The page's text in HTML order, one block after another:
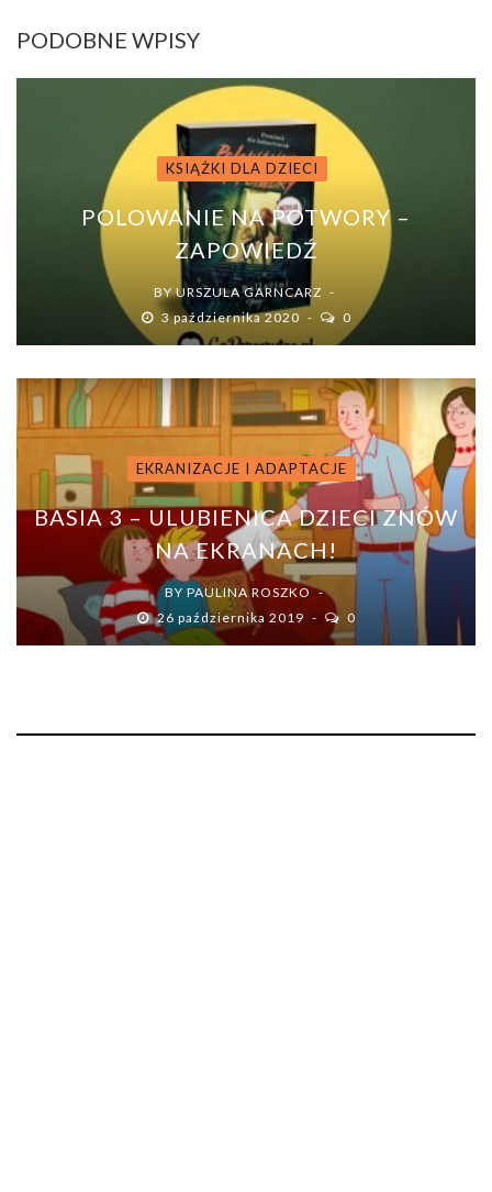
PODOBNE WPISY
KSIĄŻKI DLA DZIECI
POLOWANIE NA POTWORY –
ZAPOWIEDŹ
BYURSZULA GARNCARZ
3 października 2020
0
EKRANIZACJE I ADAPTACJE
BASIA 3 – ULUBIENICA DZIECI ZNÓW
NA EKRANACH!
BY PAULINA ROSZKO
26 października 2019
0